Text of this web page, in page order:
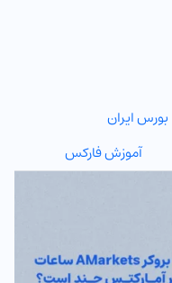
بورس ایران
آموزش فارکس